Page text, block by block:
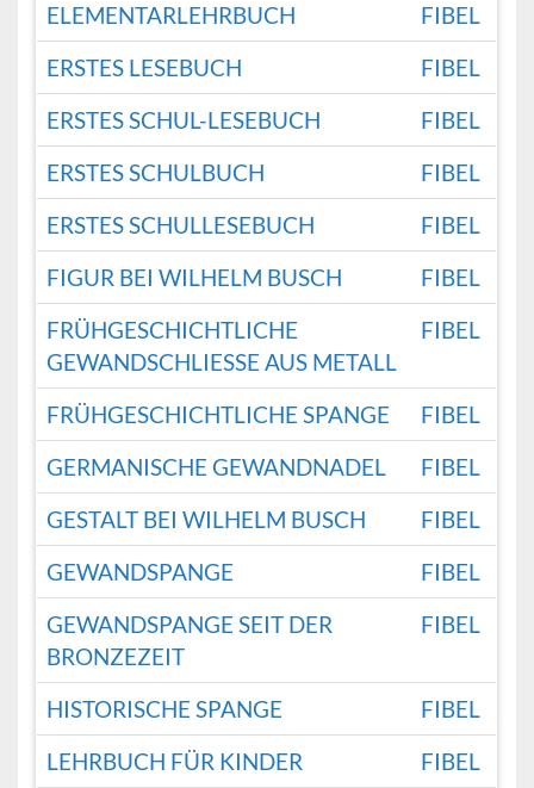
ELEMENTARLEHRBUCH
FIBEL
ERSTES LESEBUCH
FIBEL
ERSTES SCHUL-LESEBUCH
FIBEL
ERSTES SCHULBUCH
FIBEL
ERSTES SCHULLESEBUCH
FIBEL
FIGUR BEI WILHELM BUSCH
FIBEL
FRÜHGESCHICHTLICHE
GEWANDSCHLIESSE AUS METALL
FIBEL
FRÜHGESCHICHTLICHE SPANGE
FIBEL
GERMANISCHE GEWANDNADEL
FIBEL
GESTALT BEI WILHELM BUSCH
FIBEL
GEWANDSPANGE
FIBEL
GEWANDSPANGE SEIT DER
BRONZEZEIT
FIBEL
HISTORISCHE SPANGE
FIBEL
LEHRBUCH FÜR KINDER
FIBEL